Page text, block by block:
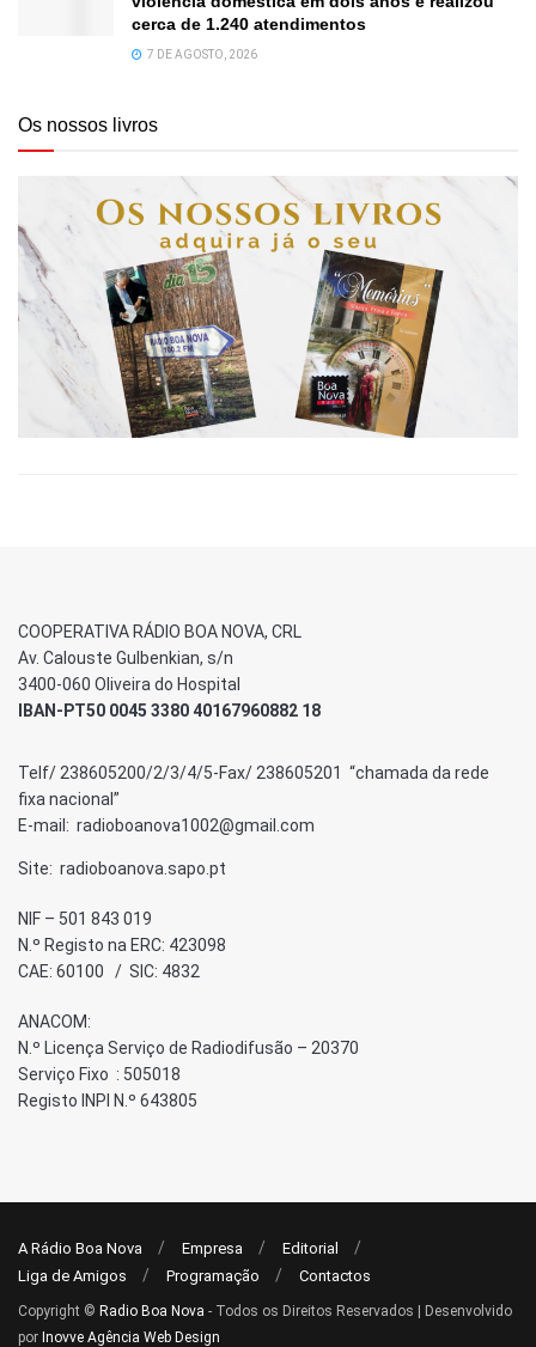
cerca de 1.240 atendimentos
7 DE AGOSTO, 2026
Os nossos livros
COOPERATIVA RÁDIO BOA NOVA, CRL
Av. Calouste Gulbenkian, s/n
3400-060 Oliveira do Hospital
IBAN-PT50 0045 3380 40167960882 18
Telf/ 238605200/2/3/4/5-Fax/ 238605201 “chamada da rede
fixa nacional”
E-mail: radioboanova1002@gmail.com
Site: radioboanova.sapo.pt
NIF – 501 843 019
N.º Registo na ERC: 423098
CAE: 60100 / SIC: 4832
ANACOM:
N.º Licença Serviço de Radiodifusão – 20370
Serviço Fixo : 505018
Registo INPI N.º 643805
A Rádio Boa Nova Empresa
Editorial
Liga de Amigos
Programação Contactos
Copyright © Radio Boa Nova - Todos os Direitos Reservados | Desenvolvido
por Inovve Agência Web Design